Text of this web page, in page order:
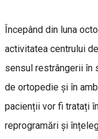
Începând din luna
activitatea centrului
sensul restrângerii în
de ortopedie și în
pacienții vor fi tratați
reprogramări și